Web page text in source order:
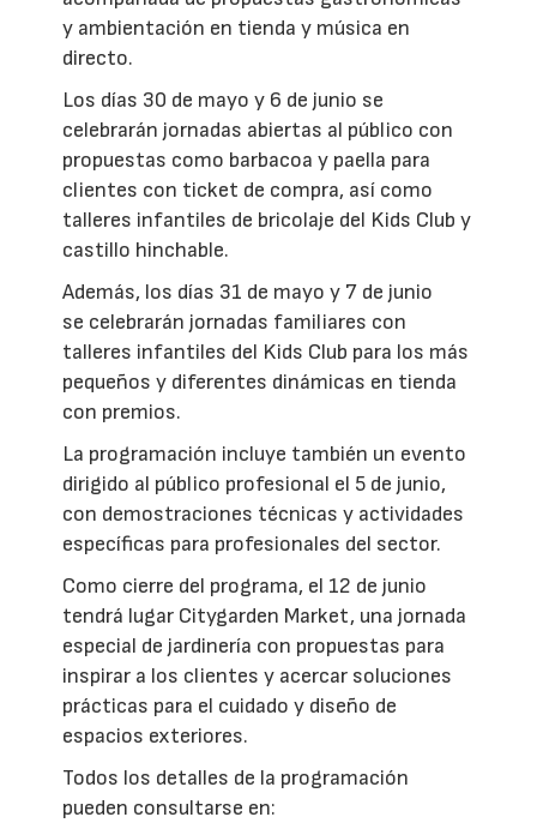
y ambientación en tienda y música en
directo.
Los días 30 de mayo y 6 de junio se
celebrarán jornadas abiertas al público con
propuestas como barbacoa y paella para
clientes con ticket de compra, así como
talleres infantiles de bricolaje del Kids Club y
castillo hinchable.
Además, los días 31 de mayo y 7 de junio
se celebrarán jornadas familiares con
talleres infantiles del Kids Club para los más
pequeños y diferentes dinámicas en tienda
con premios.
La programación incluye también un evento
dirigido al público profesional el 5 de junio,
con demostraciones técnicas y actividades
específicas para profesionales del sector.
Como cierre del programa, el 12 de junio
tendrá lugar Citygarden Market, una jornada
especial de jardinería con propuestas para
inspirar a los clientes y acercar soluciones
prácticas para el cuidado y diseño de
espacios exteriores.
Todos los detalles de la programación
pueden consultarse en: